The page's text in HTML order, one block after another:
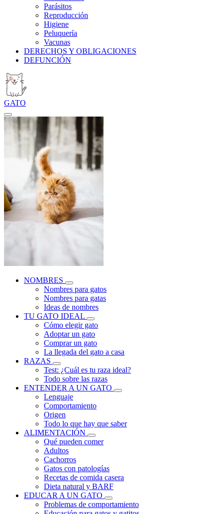
Parásitos
Reproducción
Higiene
Peluquería
Vacunas
DERECHOS Y OBLIGACIONES
DEFUNCIÓN
GATO
NOMBRES
Nombres para gatos
Nombres para gatas
Ideas de nombres
TU GATO IDEAL
Cómo elegir gato
Adoptar un gato
Comprar un gato
La llegada del gato a casa
RAZAS
Test: ¿Cuál es tu raza ideal?
Todo sobre las razas
ENTENDER A UN GATO
Lenguaje
Comportamiento
Origen
Todo lo que hay que saber
ALIMENTACIÓN
Qué pueden comer
Adultos
Cachorros
Gatos con patologías
Recetas de comida casera
Dieta natural y BARF
EDUCAR A UN GATO
Problemas de comportamiento